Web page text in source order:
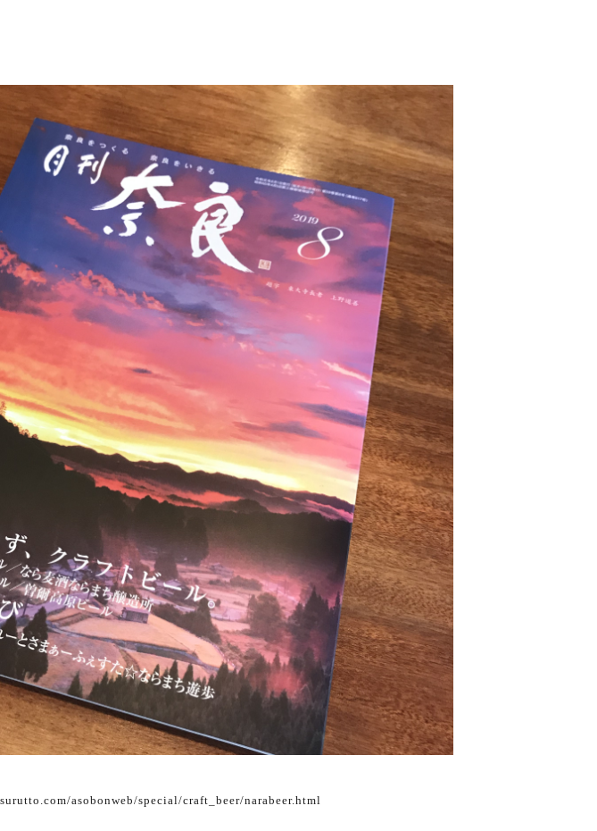
asobonweb/special/craft_beer/narabeer.html